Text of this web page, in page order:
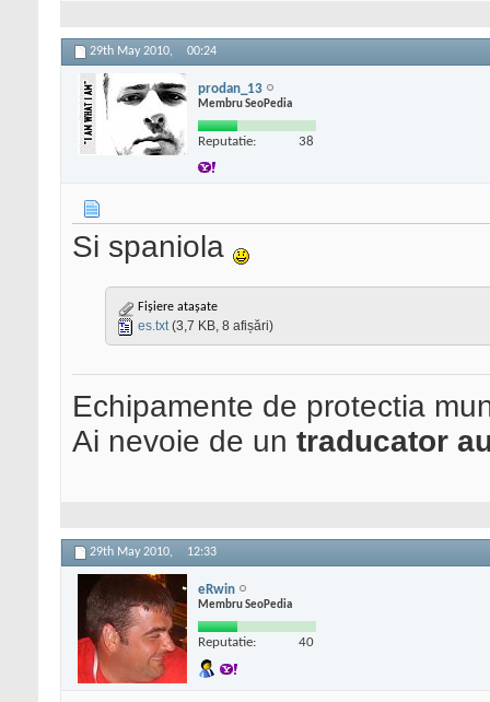
29th May 2010, 00:24
prodan_13
Membru SeoPedia
Reputatie: 38
Si spaniola
Fișiere atașate
es.txt (3,7 KB, 8 afișări)
Echipamente de protectia
Ai nevoie de un traducator
29th May 2010, 12:33
eRwin
Membru SeoPedia
Reputatie: 40